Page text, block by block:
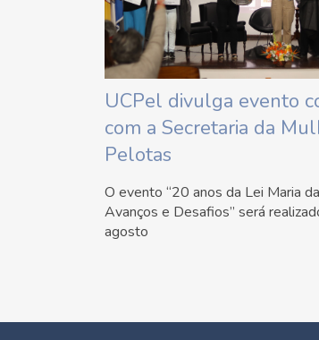
UCPel divulga evento
com a Secretaria da
Pelotas
O evento “20 anos da Lei Maria
Avanços e Desafios” será
agosto